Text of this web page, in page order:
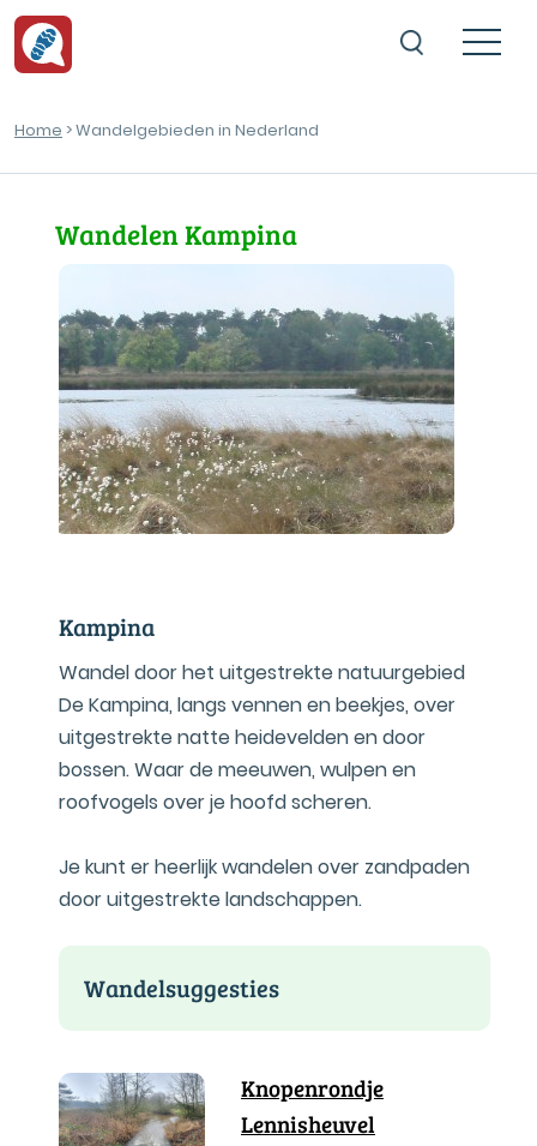
Home > Wandelgebieden in Nederland
Wandelen Kampina
Kampina
Wandel door het uitgestrekte natuurgebied
De Kampina, langs vennen en beekjes, over
uitgestrekte natte heidevelden en door
bossen. Waar de meeuwen, wulpen en
roofvogels over je hoofd scheren.
Je kunt er heerlijk wandelen over zandpaden
door uitgestrekte landschappen.
Wandelsuggesties
Knopenrondje
Lennisheuvel